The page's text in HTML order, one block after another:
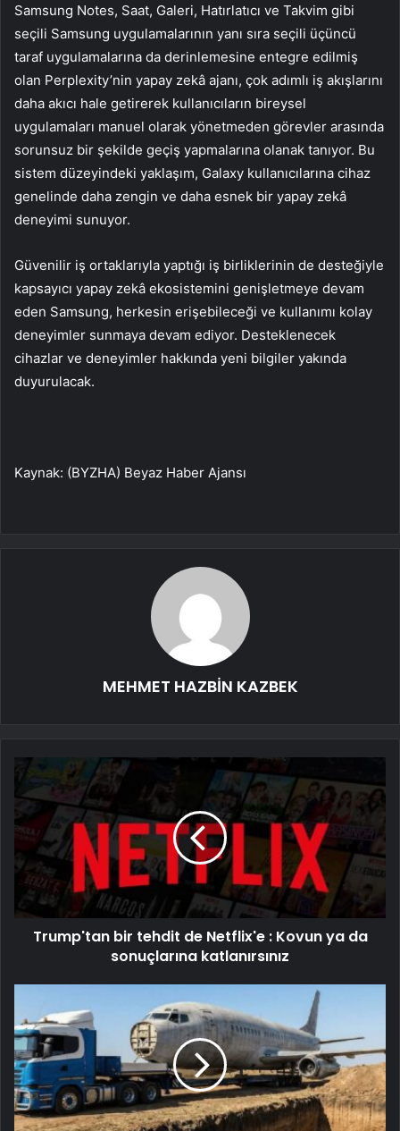
Samsung Notes, Saat, Galeri, Hatırlatıcı ve Takvim gibi
seçili Samsung uygulamalarının yanı sıra seçili üçüncü
taraf uygulamalarına da derinlemesine entegre edilmiş
olan Perplexity’nin yapay zekâ ajanı, çok adımlı iş akışlarını
daha akıcı hale getirerek kullanıcıların bireysel
uygulamaları manuel olarak yönetmeden görevler arasında
sorunsuz bir şekilde geçiş yapmalarına olanak tanıyor. Bu
sistem düzeyindeki yaklaşım, Galaxy kullanıcılarına cihaz
genelinde daha zengin ve daha esnek bir yapay zekâ
deneyimi sunuyor.
Güvenilir iş ortaklarıyla yaptığı iş birliklerinin de desteğiyle
kapsayıcı yapay zekâ ekosistemini genişletmeye devam
eden Samsung, herkesin erişebileceği ve kullanımı kolay
deneyimler sunmaya devam ediyor. Desteklenecek
cihazlar ve deneyimler hakkında yeni bilgiler yakında
duyurulacak.
Kaynak: (BYZHA) Beyaz Haber Ajansı
MEHMET HAZBİN KAZBEK
Trump'tan bir tehdit de Netflix'e : Kovun ya da
sonuçlarına katlanırsınız